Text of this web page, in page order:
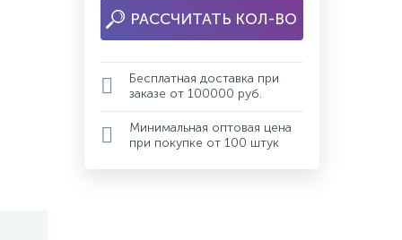
РАССЧИТАТЬ КОЛ-ВО
Бесплатная доставка при
заказе от 100000 руб.
Минимальная оптовая цена
при покупке от 100 штук